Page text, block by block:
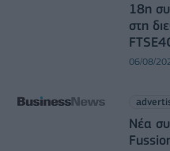
18η
στη
06/08/
Νέα